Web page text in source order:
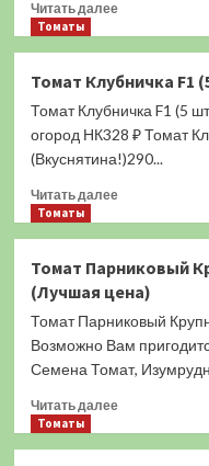
Читать далееПрочитать
Артист
F1
(0,05
гр.)
(Лучшая
цена)
Томаты
Томат Клубничка F1
Томат Клубничка F1 (5
огород НК328 ₽ Томат
(Вкуснятина!)290...
Читать далееПрочитать
Клубничка
F1
(5
(Лучшая
цена)
Томаты
Томат Парниковый
(Лучшая цена)
Томат Парниковый
Возможно Вам
Семена Томат,
Читать далееПрочитать
Томаты